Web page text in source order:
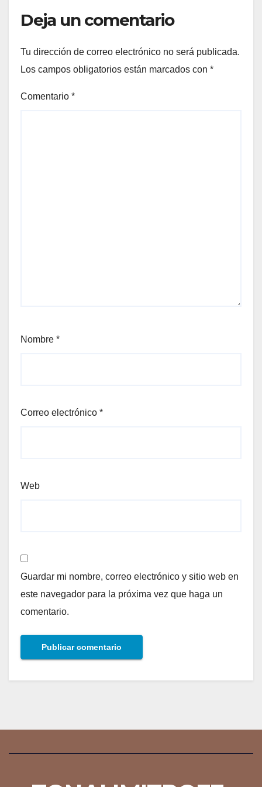
Deja un comentario
Tu dirección de correo electrónico no será publicada.
Los campos obligatorios están marcados con *
Comentario *
Nombre *
Correo electrónico *
Web
Guardar mi nombre, correo electrónico y sitio web en
este navegador para la próxima vez que haga un
comentario.